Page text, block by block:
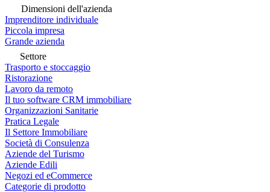
Dimensioni dell'azienda
Imprenditore individuale
Piccola impresa
Grande azienda
Settore
Trasporto e stoccaggio
Ristorazione
Lavoro da remoto
Il tuo software CRM immobiliare
Organizzazioni Sanitarie
Pratica Legale
Il Settore Immobiliare
Società di Consulenza
Aziende del Turismo
Aziende Edili
Negozi ed eCommerce
Categorie di prodotto